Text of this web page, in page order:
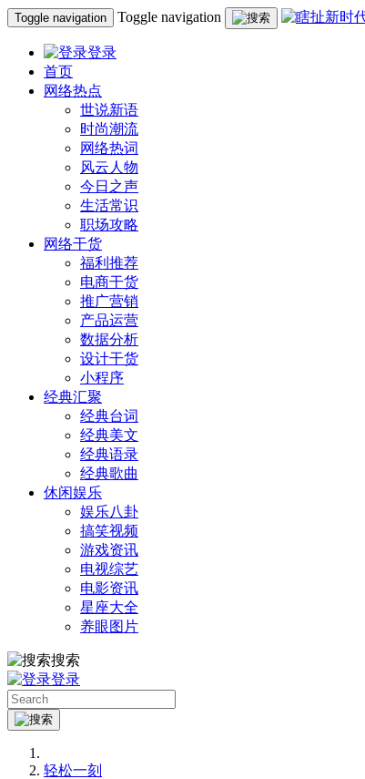
Toggle navigation Toggle navigation
登录
首页
网络热点
世说新语
时尚潮流
网络热词
风云人物
今日之声
生活常识
职场攻略
网络干货
福利推荐
电商干货
推广营销
产品运营
数据分析
设计干货
小程序
经典汇聚
经典台词
经典美文
经典语录
经典歌曲
休闲娱乐
娱乐八卦
搞笑视频
游戏资讯
电视综艺
电影资讯
星座大全
养眼图片
搜索
登录
轻松一刻